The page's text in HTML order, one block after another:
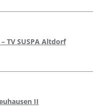
TV SUSPA Altdorf
II